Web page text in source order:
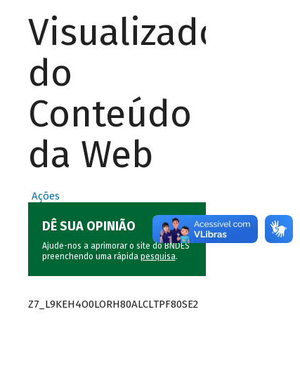
Visualizador
do
Conteúdo
da Web
Ações
DÊ SUA OPINIÃO
Ajude-nos a aprimorar o site do BNDES
preenchendo uma rápida pesquisa.
Z7_L9KEH4O0LORH80ALCLTPF80SE2